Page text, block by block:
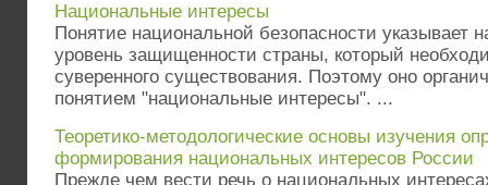
Национальные интересы
Понятие национальной безопасности указывает
уровень защищенности страны, который
суверенного существования. Поэтому оно
понятием "национальные интересы". ...
Теоретико-методологические основы изучения
формирования национальных интересов России
Прежде чем вести речь о национальных